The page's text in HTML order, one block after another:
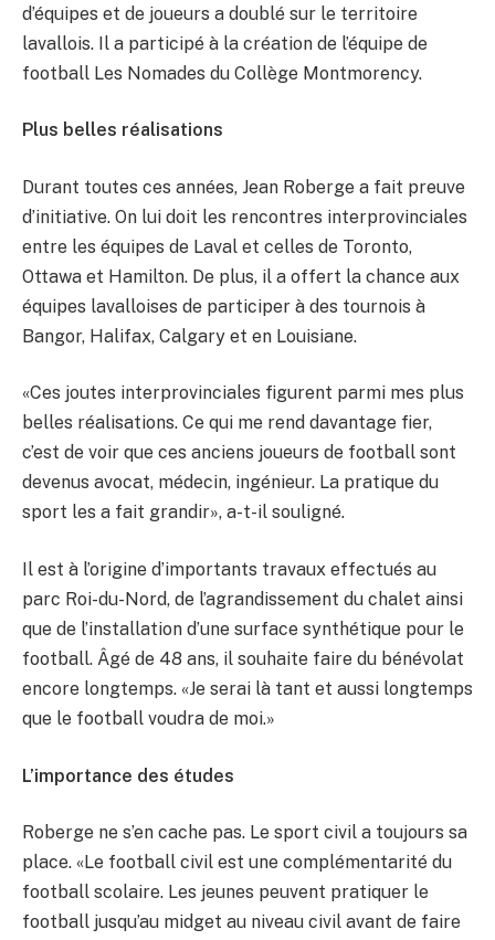
d’équipes et de joueurs a doublé sur le territoire
lavallois. Il a participé à la création de l’équipe de
football Les Nomades du Collège Montmorency.
Plus belles réalisations
Durant toutes ces années, Jean Roberge a fait preuve
d’initiative. On lui doit les rencontres interprovinciales
entre les équipes de Laval et celles de Toronto,
Ottawa et Hamilton. De plus, il a offert la chance aux
équipes lavalloises de participer à des tournois à
Bangor, Halifax, Calgary et en Louisiane.
«Ces joutes interprovinciales figurent parmi mes plus
belles réalisations. Ce qui me rend davantage fier,
c’est de voir que ces anciens joueurs de football sont
devenus avocat, médecin, ingénieur. La pratique du
sport les a fait grandir», a-t-il souligné.
Il est à l’origine d’importants travaux effectués au
parc Roi-du-Nord, de l’agrandissement du chalet ainsi
que de l’installation d’une surface synthétique pour le
football. Âgé de 48 ans, il souhaite faire du bénévolat
encore longtemps. «Je serai là tant et aussi longtemps
que le football voudra de moi.»
L’importance des études
Roberge ne s’en cache pas. Le sport civil a toujours sa
place. «Le football civil est une complémentarité du
football scolaire. Les jeunes peuvent pratiquer le
football jusqu’au midget au niveau civil avant de faire